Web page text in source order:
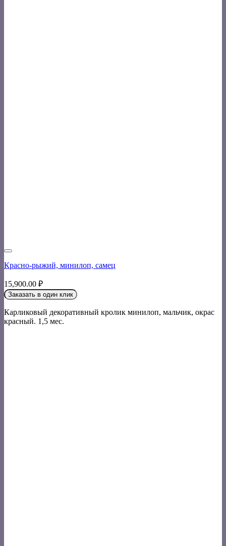
Красно-рыжий, минилоп, самец
15,900.00 ₽
Заказать в один клик
Карликовый декоративный кролик минилоп, мальчик, окрас
красный. 1,5 мес.